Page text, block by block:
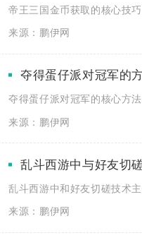
来源：鹏伊网
夺得蛋仔派对冠军的
来源：鹏伊网
乱斗西游中与好友切磋技
来源：鹏伊网